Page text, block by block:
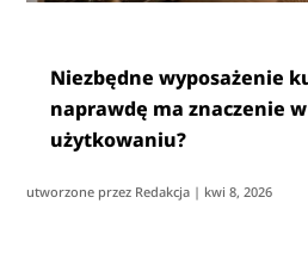
Niezbędne wyposażenie
naprawdę ma znaczenie
użytkowaniu?
utworzone przez Redakcja | kwi 8, 2026